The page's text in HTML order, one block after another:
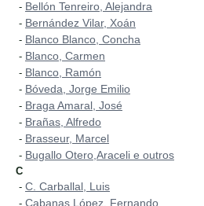
- Bellón Tenreiro, Alejandra
- Bernández Vilar, Xoán
- Blanco Blanco, Concha
- Blanco, Carmen
- Blanco, Ramón
- Bóveda, Jorge Emilio
- Braga Amaral, José
- Brañas, Alfredo
- Brasseur, Marcel
- Bugallo Otero,Araceli e outros
C
- C. Carballal, Luis
- Cabanas López, Fernando